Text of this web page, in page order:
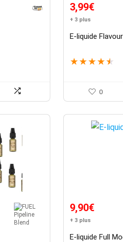
Le
prix
initial
était :
3,99€Le
est :
+ 3 plus
E-liquide
★ ★ ★ ★ ★
0
9,90€
+ 3 plus
E-liquide Full